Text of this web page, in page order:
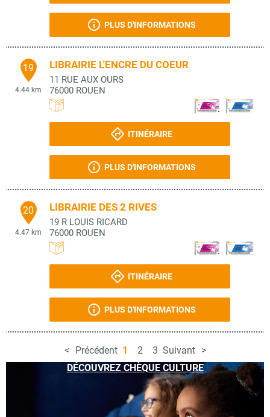
PLUS D'INFORMATIONS
19
4.44 km
LIBRAIRIE L'ENCRE DU COEUR
11 RUE AUX OURS
76000 ROUEN
ITINÉRAIRE
PLUS D'INFORMATIONS
20
4.47 km
LIBRAIRIE DES 2 RIVES
19 R LOUIS RICARD
76000 ROUEN
ITINÉRAIRE
PLUS D'INFORMATIONS
Précédent 1 2 3 Suivant
DÉCOUVREZ CHÈQUE CULTURE